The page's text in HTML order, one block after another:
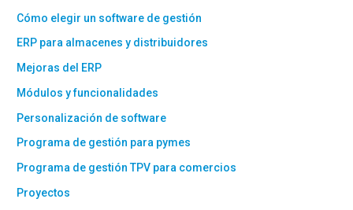
Cómo elegir un software de gestión
ERP para almacenes y distribuidores
Mejoras del ERP
Módulos y funcionalidades
Personalización de software
Programa de gestión para pymes
Programa de gestión TPV para comercios
Proyectos